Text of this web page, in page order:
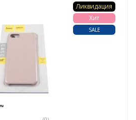
Ликвидация
Хит
SALE